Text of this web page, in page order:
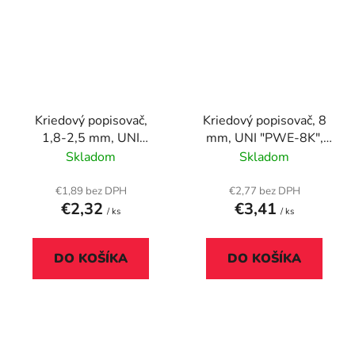
Kriedový popisovač,
1,8-2,5 mm, UNI
"PWE-5M", zlatý
Skladom
€1,89 bez DPH
€2,32 / ks
DO KOŠÍKA
Kriedový popisovač, 8
mm, UNI "PWE-8K",
biely
Skladom
€2,77 bez DPH
€3,41 / ks
DO KOŠÍKA